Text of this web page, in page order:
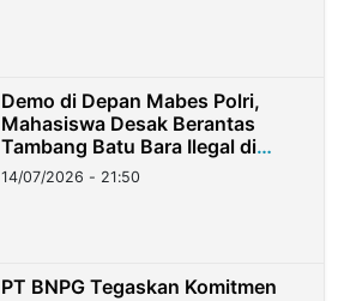
Demo di Depan Mabes Polri,
Mahasiswa Desak Berantas
Tambang Batu Bara Ilegal di
Lampung
14/07/2026 - 21:50
PT BNPG Tegaskan Komitmen